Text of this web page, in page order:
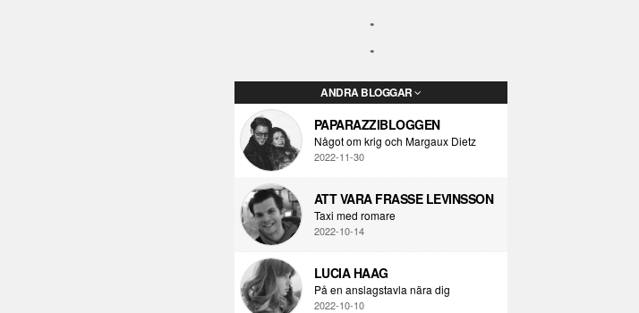
ANDRA BLOGGAR
PAPARAZZIBLOGGEN
Något om krig och Margaux Dietz
2022-11-30
ATT VARA FRASSE LEVINSSON
Taxi med romare
2022-10-14
LUCIA HAAG
På en anslagstavla nära dig
2022-10-10